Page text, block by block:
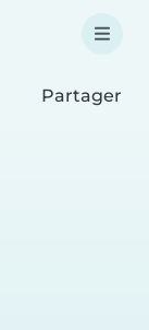
Partager